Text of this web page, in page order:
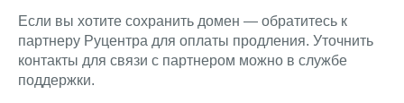
Если вы хотите сохранить домен — обратитесь к
партнеру Руцентра для оплаты продления. Уточнить
контакты для связи с партнером можно в службе
поддержки.